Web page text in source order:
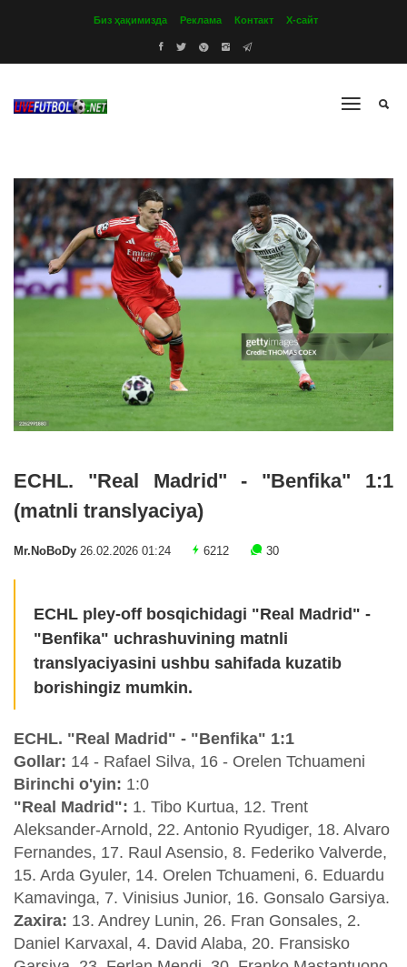
Биз ҳақимизда Реклама Контакт Х-сайт
ECHL. "Real Madrid" - "Benfika" 1:1
(matnli translyaciya)
Mr.NoBoDy 26.02.2026 01:24 6212 30
ECHL pley-off bosqichidagi "Real Madrid" -
"Benfika" uchrashuvining matnli
translyaciyasini ushbu sahifada kuzatib
borishingiz mumkin.
ECHL. "Real Madrid" - "Benfika" 1:1
Gollar: 14 - Rafael Silva, 16 - Orelen Tchuameni
Birinchi o'yin: 1:0
"Real Madrid": 1. Tibo Kurtua, 12. Trent
Aleksander-Arnold, 22. Antonio Ryudiger, 18. Alvaro
Fernandes, 17. Raul Asensio, 8. Federiko Valverde,
15. Arda Gyuler, 14. Orelen Tchuameni, 6. Eduardu
Kamavinga, 7. Vinisius Junior, 16. Gonsalo Garsiya.
Zaxira: 13. Andrey Lunin, 26. Fran Gonsales, 2.
Daniel Karvaxal, 4. David Alaba, 20. Fransisko